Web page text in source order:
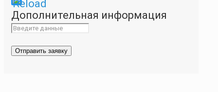
Please
enter
characters
Дополнительная информация